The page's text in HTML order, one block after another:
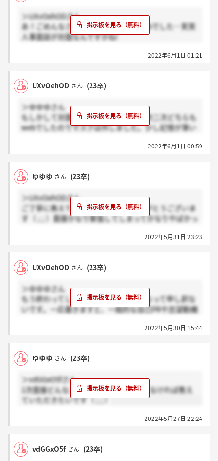
＞UXvOehODさん
あ！ごめんなさい勘違いしてましたwebでした…笑笑
人事面談が対面なんですかね!
教えていただいたことを無駄にしないためにも仕事内
考終わってるのに返信してくださってほんとにありが
とうございます優しい（ ; ; ）
2022年6月1日 01:21
UXvOehOD さん (23卒)
＞ゆゆゆさん
もしかして対面ですか？自分の時は一次二次どちらも
webでしたのでマスクは外しました。少し記憶が薄い
で管理と仲介でなぜ管理を志望するのか、SDGSにつ
迫面接ではなかったですが、圧迫の方もいるらしいの
でそこは運ですね。ちなみに先に挙げた印象的な質問
伝えました。一次受かってるといいですね、いい結果
が来ること祈ってます(^^)
あ、あと賃貸管理の仕事内容はしっかり答えられるよ
2022年6月1日 00:59
ゆゆゆ さん (23卒)
＞UXvOehODさん
ご丁寧に教えていただきほんとにありがとうございま
す（ ; ; ）面接かなり緊張してしまってかなりやばかっ
2次面接に向けてお聞きしたいのですがマスクしたま
すがあがり症と心配性で2次面接何を聞かれたのか差
し支えなければ教えていただきたいです（ ; ; ）
2022年5月31日 23:23
UXvOehOD さん (23卒)
＞ゆゆゆさん
もう終わってしまいましたかね、遅くなって申し訳な
いです。一応書きますと、一般的な自己PRや志望動機
た。自分の時は2対2でしたので形式が違ければ内容も
2022年5月30日 15:44
ゆゆゆ さん (23卒)
＞vdGGxO5fさん
1次面接どんなこと聞かれたか差し支えなければ教え
ていただきたいです（ ; ; ）
2022年5月27日 22:24
vdGGxO5f さん (23卒)